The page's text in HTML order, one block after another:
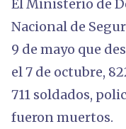
El Ministerio de
Nacional de
9 de mayo que
el 7 de octubre,
711 soldados,
fueron muertos.